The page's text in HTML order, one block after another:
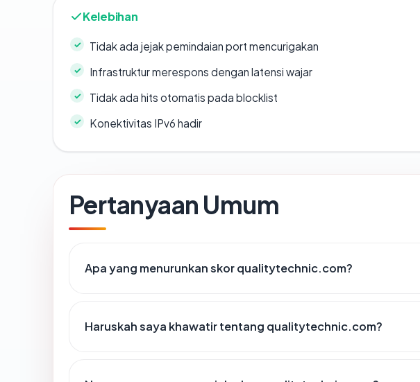
Kelebihan
Tidak ada jejak pemindaian port mencurigakan
Infrastruktur merespons dengan latensi wajar
Tidak ada hits otomatis pada blocklist
Konektivitas IPv6 hadir
Pertanyaan Umum
Apa yang menurunkan skor qualitytechnic.com?
Haruskah saya khawatir tentang qualitytechnic.com?